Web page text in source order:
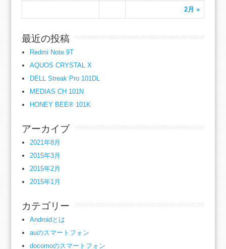
2月 »
最近の投稿
Redmi Note 9T
AQUOS CRYSTAL X
DELL Streak Pro 101DL
MEDIAS CH 101N
HONEY BEE® 101K
アーカイブ
2021年8月
2015年3月
2015年2月
2015年1月
カテゴリー
Androidとは
auのスマートフォン
docomoのスマートフォン